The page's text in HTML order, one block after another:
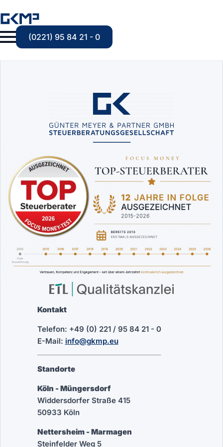
(0221) 95 84 21 - 0
Kontakt
Telefon: +49 (0) 221 / 95 84 21 - 0
E-Mail: info@gkmp.eu
Standorte
Köln - Müngersdorf
Widdersdorfer Straße 415
50933 Köln
Nettersheim - Marmagen
Steinfelder Weg 5